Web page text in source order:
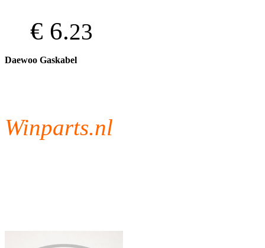
€ 6.23
Daewoo Gaskabel
Winparts.nl